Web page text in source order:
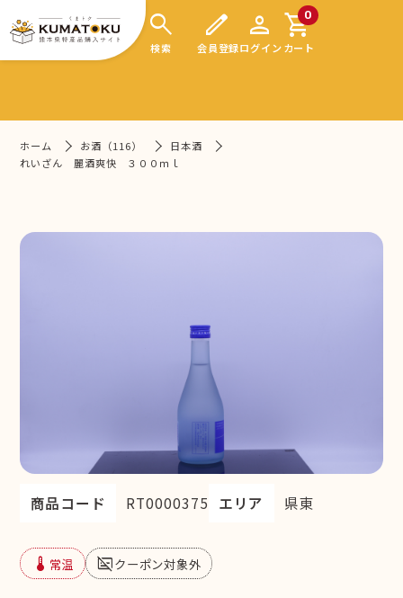
search
検索
edit
会員登録
person
ログイン
0
shopping_cart
カート
ホーム お酒（116）
日本酒
れいざん 麗酒爽快 ３００ｍｌ
商品コード RT0000375 エリア 県東
device_thermostat 常温 subtitles_offクーポン対象外